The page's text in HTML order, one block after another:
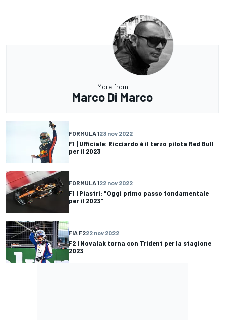
More from
Marco Di Marco
FORMULA 123 nov 2022
F1 | Ufficiale: Ricciardo è il terzo pilota Red Bull
per il 2023
FORMULA 122 nov 2022
F1 | Piastri: "Oggi primo passo fondamentale
per il 2023"
FIA F222 nov 2022
F2 | Novalak torna con Trident per la stagione
2023